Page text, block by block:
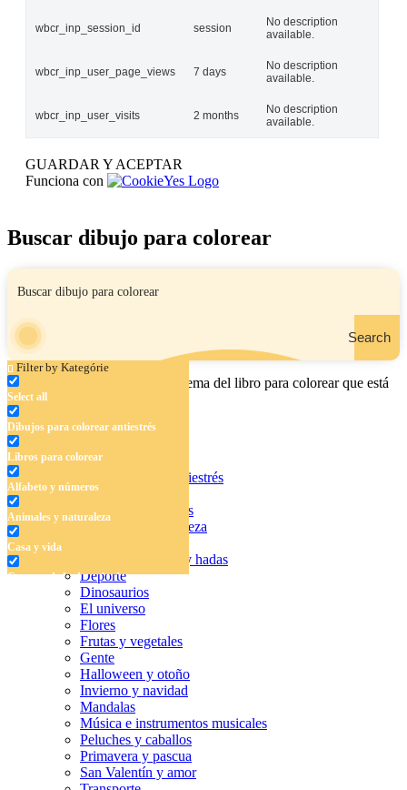
wbcr_inp_session_id session
No description
available.
wbcr_inp_user_page_views 7 days
No description
available.
wbcr_inp_user_visits 2 months
No description
available.
GUARDAR Y ACEPTAR
Funciona con
Buscar dibujo para colorear
Search
Filter by Kategórie
Select all
Dibujos para colorear antiestrés
Libros para colorear
Alfabeto y números
Animales y naturaleza
Casa y vida
Cuentos de hadas y hadas
Frutas y vegetales
Halloween y otoño
Ingrese el nombre, el área o el tema del libro para colorear que está
buscando.
Dibujos para colorear antiestrés
Libros para colorear
Alfabeto y números
Animales y naturaleza
Cuentos de hadas y hadas
Deporte
Dinosaurios
El universo
Flores
Frutas y vegetales
Gente
Halloween y otoño
Invierno y navidad
Mandalas
Música e instrumentos musicales
Peluches y caballos
Primavera y pascua
San Valentín y amor